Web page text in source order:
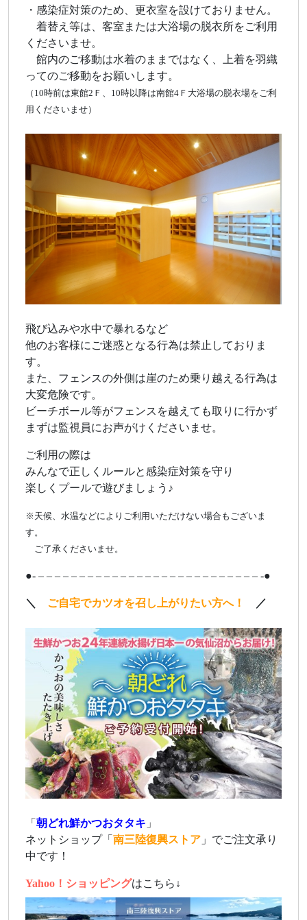
・感染症対策のため、更衣室を設けておりません。
着替え等は、客室または大浴場の脱衣所をご利用
くださいませ。
館内のご移動は水着のままではなく、上着を羽織
ってのご移動をお願いします。
（10時前は東館2Ｆ、10時以降は南館4Ｆ大浴場の脱衣場をご利
用くださいませ）
飛び込みや水中で暴れるなど
他のお客様にご迷惑となる行為は禁止しておりま
す。
また、フェンスの外側は崖のため乗り越える行為は
大変危険です。
ビーチボール等がフェンスを越えても取りに行かず
まずは監視員にお声がけくださいませ。
ご利用の際は
みんなで正しくルールと感染症対策を守り
楽しくプールで遊びましょう♪
※天候、水温などによりご利用いただけない場合もございま
す。
ご了承くださいませ。
●- – – – – – – – – – – – – – – – – – – – – – – – – – – – -●
＼ ご自宅でカツオを召し上がりたい方へ！ ／
「 朝どれ鮮かつおタタキ 」
ネットショップ「 南三陸復興ストア 」でご注文承り
中です！
Yahoo！ショッピングはこちら↓